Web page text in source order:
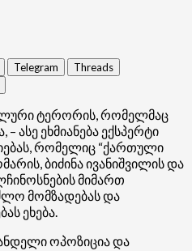
Telegram
Threads
ტერორის, რომელმაც
– ასე ეხმიანება ექსპერტი
რომელიც “ქართული
ბიძინა ივანიშვილის და
მიმართ
მომზადებას და
ეხება.
ოპოზიცია და